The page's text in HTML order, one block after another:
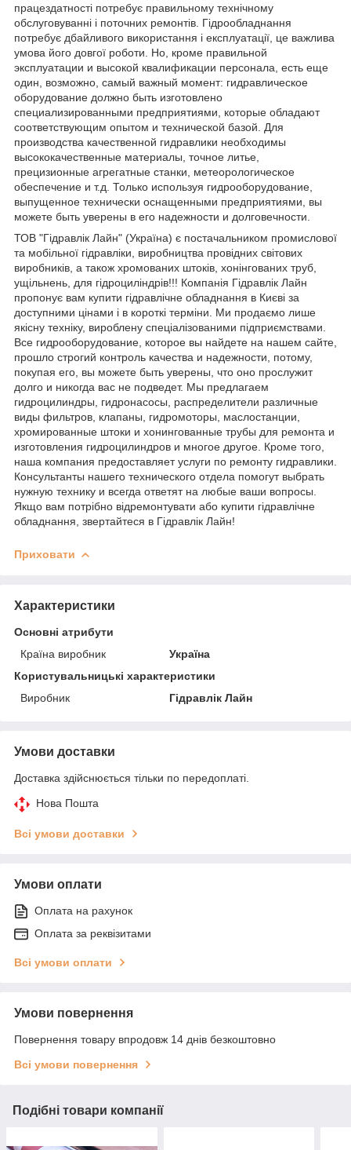
працездатності потребує правильному технічному
обслуговуванні і поточних ремонтів. Гідрообладнання
потребує дбайливого використання і експлуатації, це важлива
умова його довгої роботи. Но, кроме правильной
эксплуатации и высокой квалификации персонала, есть еще
один, возможно, самый важный момент: гидравлическое
оборудование должно быть изготовлено
специализированными предприятиями, которые обладают
соответствующим опытом и технической базой. Для
производства качественной гидравлики необходимы
высококачественные материалы, точное литье,
прецизионные агрегатные станки, метеорологическое
обеспечение и т.д. Только используя гидрооборудование,
выпущенное технически оснащенными предприятиями, вы
можете быть уверены в его надежности и долговечности.
ТОВ "Гідравлік Лайн" (Україна) є постачальником промислової
та мобільної гідравліки, виробництва провідних світових
виробників, а також хромованих штоків, хонінгованих труб,
ущільнень, для гідроциліндрів!!! Компанія Гідравлік Лайн
пропонує вам купити гідравлічне обладнання в Києві за
доступними цінами і в короткі терміни. Ми продаємо лише
якісну техніку, вироблену спеціалізованими підприємствами.
Все гидрооборудование, которое вы найдете на нашем сайте,
прошло строгий контроль качества и надежности, потому,
покупая его, вы можете быть уверены, что оно прослужит
долго и никогда вас не подведет. Мы предлагаем
гидроцилиндры, гидронасосы, распределители различные
виды фильтров, клапаны, гидромоторы, маслостанции,
хромированные штоки и хонингованные трубы для ремонта и
изготовления гидроцилиндров и многое другое. Кроме того,
наша компания предоставляет услуги по ремонту гидравлики.
Консультанты нашего технического отдела помогут выбрать
нужную технику и всегда ответят на любые ваши вопросы.
Якщо вам потрібно відремонтувати або купити гідравлічне
обладнання, звертайтеся в Гідравлік Лайн!
Приховати
Характеристики
Основні атрибути
Країна виробник
Україна
Користувальницькі характеристики
Виробник
Гідравлік Лайн
Умови доставки
Доставка здійснюється тільки по передоплаті.
Нова Пошта
Всі умови доставки
Умови оплати
Оплата на рахунок
Оплата за реквізитами
Всі умови оплати
Умови повернення
Повернення товару впродовж 14 днів безкоштовно
Всі умови повернення
Подібні товари компанії